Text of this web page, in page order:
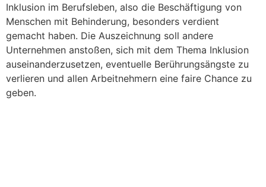
Inklusion im Berufsleben, also die Beschäftigung von
Menschen mit Behinderung, besonders verdient
gemacht haben. Die Auszeichnung soll andere
Unternehmen anstoßen, sich mit dem Thema Inklusion
auseinanderzusetzen, eventuelle Berührungsängste zu
verlieren und allen Arbeitnehmern eine faire Chance zu
geben.